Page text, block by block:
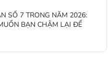
SỐ 7 TRONG NĂM 2026:
BẠN CHẬM LẠI ĐỂ